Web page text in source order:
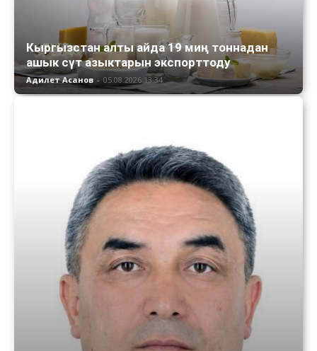
Кыргызстан алты айда 19 миң тоннадан
ашык сүт азыктарын экспорттоду
Адилет Асанов - 05.08.2026 13:34